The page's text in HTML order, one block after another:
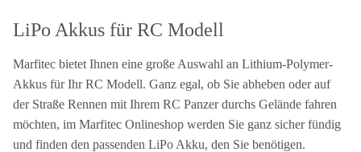
LiPo Akkus für RC Modell
Marfitec bietet Ihnen eine große Auswahl an Lithium-Polymer-
Akkus für Ihr RC Modell. Ganz egal, ob Sie abheben oder auf
der Straße Rennen mit Ihrem RC Panzer durchs Gelände fahren
möchten, im Marfitec Onlineshop werden Sie ganz sicher fündig
und finden den passenden LiPo Akku, den Sie benötigen.